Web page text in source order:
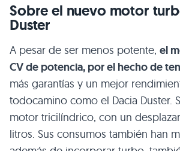
Sobre el nuevo motor
Duster
A pesar de ser menos potente, el
CV de potencia, por el hecho de
más garantías y un mejor
todocamino como el Dacia Duster.
motor tricilíndrico, con un
litros. Sus consumos también han